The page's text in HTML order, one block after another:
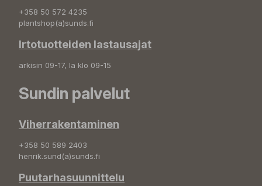
+358 50 572 4235
plantshop(a)sunds.fi
Irtotuotteiden lastausajat
arkisin 09-17, la klo 09-15
Sundin palvelut
Viherrakentaminen
+358 50 589 2403
henrik.sund(a)sunds.fi
Puutarhasuunnittelu